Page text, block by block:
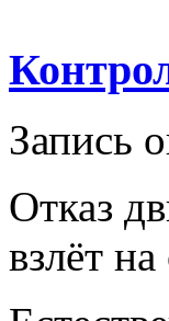
Запись
Отказ
взлёт